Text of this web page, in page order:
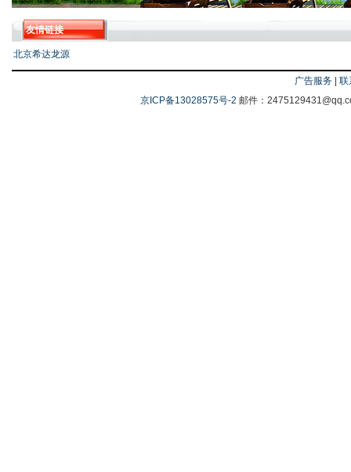
友情链接
北京希达龙源
广告服务
联
京ICP备13028575号-2 邮件：